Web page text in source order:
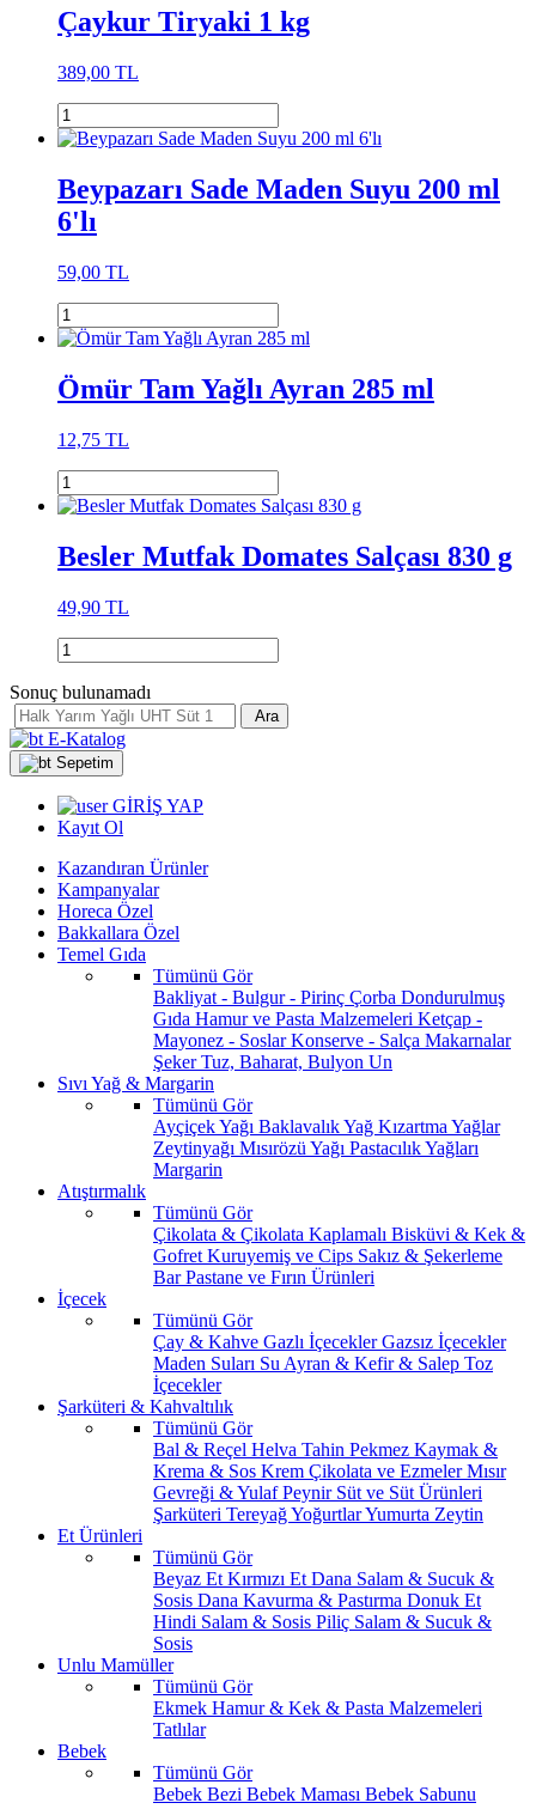
Çaykur Tiryaki 1 kg
389,00 TL
Beypazarı Sade Maden Suyu 200 ml
6'lı
59,00 TL
Ömür Tam Yağlı Ayran 285 ml
12,75 TL
Besler Mutfak Domates Salçası 830 g
49,90 TL
Sonuç bulunamadı
Ara
E-Katalog
Sepetim
GİRİŞ YAP
Kayıt Ol
Kazandıran Ürünler
Kampanyalar
Horeca Özel
Bakkallara Özel
Temel Gıda
Tümünü Gör
Bakliyat - Bulgur - Pirinç Çorba Dondurulmuş
Gıda Hamur ve Pasta Malzemeleri Ketçap -
Mayonez - SoslarKonserve - Salça Makarnalar
ŞekerTuz, Baharat, Bulyon Un
Sıvı Yağ & Margarin
Tümünü Gör
Ayçiçek Yağı Baklavalık Yağ Kızartma Yağlar
Zeytinyağı Mısırözü Yağı Pastacılık Yağları
Margarin
Atıştırmalık
Tümünü Gör
Çikolata & Çikolata Kaplamalı Bisküvi & Kek &
Gofret Kuruyemiş ve Cips Sakız & Şekerleme
BarPastane ve Fırın Ürünleri
İçecek
Tümünü Gör
Çay & Kahve Gazlı İçeceklerGazsız İçecekler
Maden Suları Su Ayran & Kefir & Salep Toz
İçecekler
Şarküteri & Kahvaltılık
Tümünü Gör
Bal & Reçel Helva Tahin Pekmez Kaymak &
Krema & Sos Krem Çikolata ve EzmelerMısır
Gevreği & YulafPeynir Süt ve Süt Ürünleri
Şarküteri TereyağYoğurtlarYumurta Zeytin
Et Ürünleri
Tümünü Gör
Beyaz Et Kırmızı Et Dana Salam & Sucuk &
Sosis Dana Kavurma & Pastırma Donuk Et
Hindi Salam & Sosis Piliç Salam & Sucuk &
Sosis
Unlu Mamüller
Tümünü Gör
Ekmek Hamur & Kek & Pasta Malzemeleri
Tatlılar
Bebek
Tümünü Gör
Bebek Bezi Bebek Maması Bebek Sabunu